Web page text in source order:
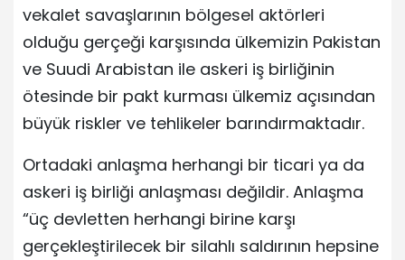
vekalet savaşlarının bölgesel aktörleri
olduğu gerçeği karşısında ülkemizin Pakistan
ve Suudi Arabistan ile askeri iş birliğinin
ötesinde bir pakt kurması ülkemiz açısından
büyük riskler ve tehlikeler barındırmaktadır.
Ortadaki anlaşma herhangi bir ticari ya da
askeri iş birliği anlaşması değildir. Anlaşma
“üç devletten herhangi birine karşı
gerçekleştirilecek bir silahlı saldırının hepsine